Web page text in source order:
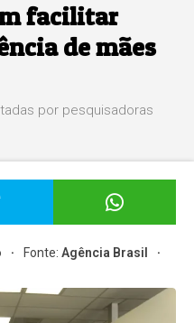
facilitar
de mães
por pesquisadoras
Fonte:Agência Brasil